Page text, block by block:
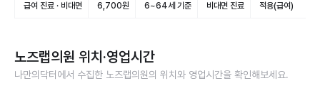
급여 진료 · 비대면 6,700원 6~64세 기준 비대면 진료 적용(급여)
노즈랩의원 위치·영업시간
나만의닥터에서 수집한 노즈랩의원의 위치와 영업시간을 확인해보세요.